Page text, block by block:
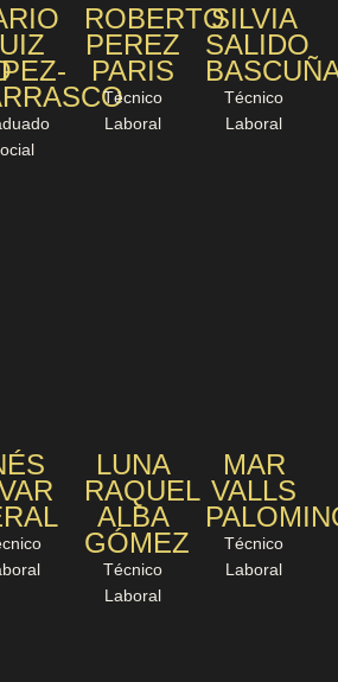
ROBERTO
PEREZ
PARIS
Técnico
Laboral
SILVIA
SALIDO
Técnico
Laboral
LUNA
RAQUEL
ALBA
GÓMEZ
Técnico
Laboral
MAR
VALLS
Técnico
Laboral